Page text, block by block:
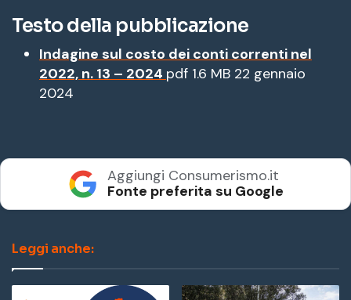
Testo della pubblicazione
Indagine sul costo dei conti correnti nel
2022, n. 13 – 2024 pdf 1.6 MB D
u
b
b
a
22 gennaio
2024
Aggiungi Consumerismo.it
Fonte preferita su Google
Leggi anche: